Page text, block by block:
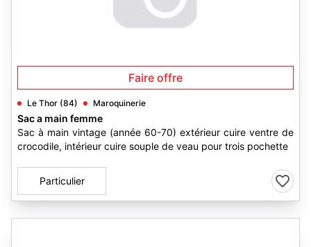
Faire offre
Le Thor (84) Maroquinerie
Sac a main femme
Sac à main vintage (année 60-70) extérieur cuire ventre de
crocodile, intérieur cuire souple de veau pour trois pochette
Particulier